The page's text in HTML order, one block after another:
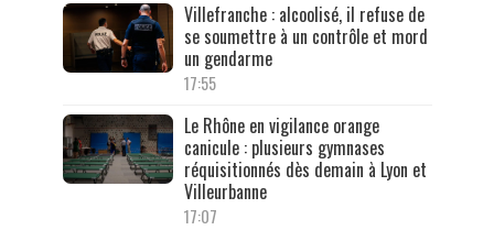
Villefranche : alcoolisé, il refuse de
se soumettre à un contrôle et mord
un gendarme
17:55
Le Rhône en vigilance orange
canicule : plusieurs gymnases
réquisitionnés dès demain à Lyon et
Villeurbanne
17:07